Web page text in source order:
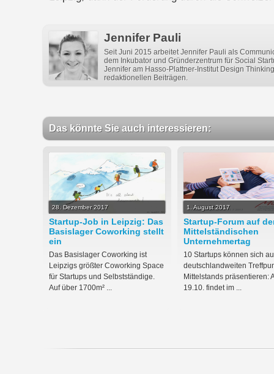
Jennifer Pauli
Seit Juni 2015 arbeitet Jennifer Pauli als
dem Inkubator und Gründerzentrum für Social
Jennifer am Hasso-Plattner-Institut Design
redaktionellen Beiträgen.
Das könnte Sie auch interessieren:
28. Dezember 2017
Startup-Job in Leipzig: Das
Basislager Coworking stellt
ein
Das Basislager Coworking ist
Leipzigs größter Coworking Space
für Startups und Selbstständige.
Auf über 1700m² ...
1. August 2017
Startup-Forum auf
Mittelständischen
Unternehmertag
10 Startups können sich
deutschlandweiten
Mittelstands präsentieren:
19.10. findet im ...